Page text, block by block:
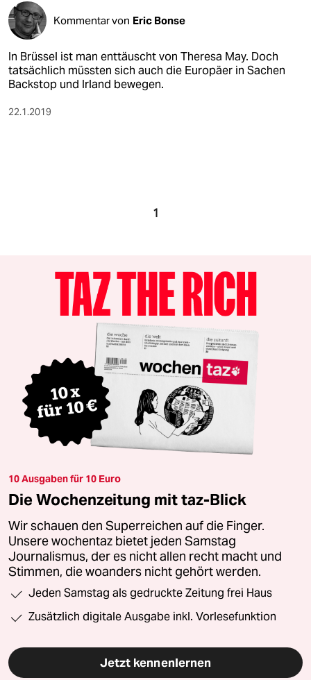
Kommentar von Eric Bonse
In Brüssel ist man enttäuscht von Theresa May. Doch
tatsächlich müssten sich auch die Europäer in Sachen
Backstop und Irland bewegen.
22.1.2019
1
10 Ausgaben für 10 Euro
Die Wochenzeitung mit taz-Blick
Wir schauen den Superreichen auf die Finger.
Unsere wochentaz bietet jeden Samstag
Journalismus, der es nicht allen recht macht und
Stimmen, die woanders nicht gehört werden.
Jeden Samstag als gedruckte Zeitung frei Haus
Zusätzlich digitale Ausgabe inkl. Vorlesefunktion
Jetzt kennenlernen